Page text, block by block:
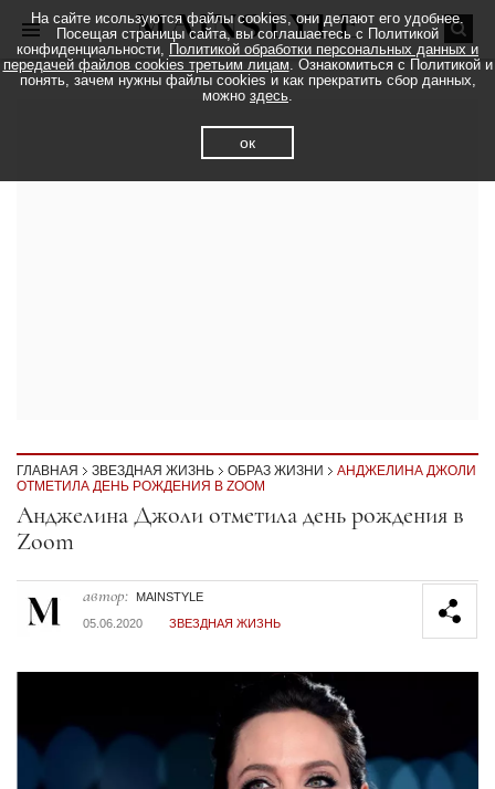
ГЛАВНАЯ ЗВЕЗДНАЯ ЖИЗНЬ ОБРАЗ ЖИЗНИ
АНДЖЕЛИНА ДЖОЛИ
ОТМЕТИЛА ДЕНЬ РОЖДЕНИЯ В ZOOM
Секция статей
Анджелина Джоли отметила день рождения в
Zoom
автор:
MAINSTYLE
05.06.2020
ЗВЕЗДНАЯ ЖИЗНЬ
На сайте исользуются файлы cookies, они делают его удобнее.
Посещая страницы сайта, вы соглашаетесь с Политикой
конфиденциальности, Политикой обработки персональных данных и
передачей файлов cookies третьим лицам. Ознакомиться с Политикой и
понять, зачем нужны файлы cookies и как прекратить сбор данных,
можно здесь.
ок